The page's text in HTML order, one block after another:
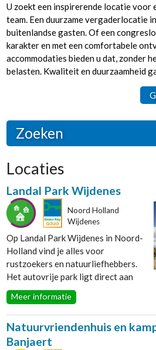
U zoekt een inspirerende locatie voor
team. Een duurzame vergaderlocatie
buitenlandse gasten. Of een
karakter en met een comfortabele
accommodaties bieden u dat, zonder
belasten. Kwaliteit en duurzaamheid
Zoeken
Bungalowpark
Camping
Conferentiecentrum
Hotel
Kleine accommodatie
Restaurant
Bed & Breakfast
Bedrijfsrestaurant
Bootverhuur
Buitensport
Bungalowpark
Locaties
Landal Park Wijdenes
Noord Holland
Wijdenes
Op Landal Park Wijdenes in Noord-
Holland vind je alles voor
rustzoekers en natuurliefhebbers.
Het autovrije park ligt direct aan
het Markermeer waar je eindeloos
over het kabbelende water kunt
kijken naar de passerende
zeilboten. Wijdenes ligt bovendien
aan Nederlands oudste dijk: de
Meer informatie
Natuurvriendenhuis en
Banjaert